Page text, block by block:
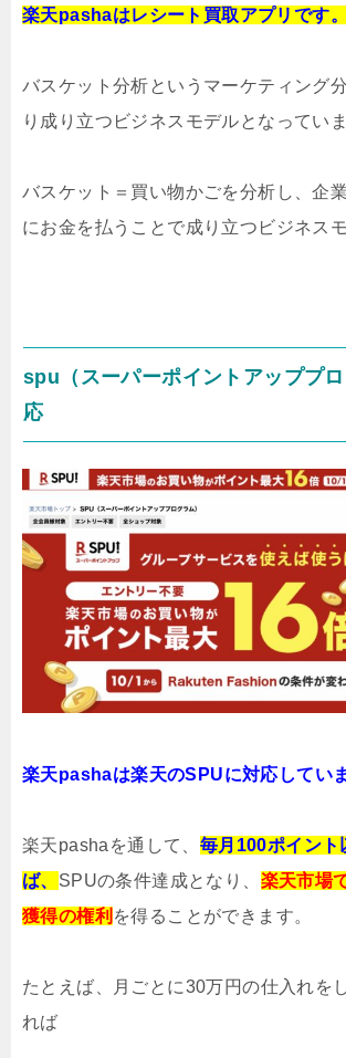
楽天pashaはレシート買取アプリです。
バスケット分析というマーケティング
り成り立つビジネスモデルとなっていま
バスケット＝買い物かごを分析し、企
にお金を払うことで成り立つビジネス
spu（スーパーポイントアッププ
応
楽天pashaは楽天のSPUに対応してい
楽天pashaを通して、 毎月100ポイント
ば、 SPUの条件達成となり、 楽天市場
獲得の権利 を得ることができます。
たとえば、月ごとに30万円の仕入れを
れば